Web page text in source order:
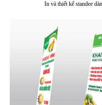
In và thiết kế standee